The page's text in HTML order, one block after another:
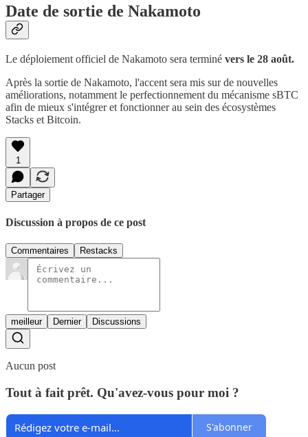
Date de sortie de Nakamoto
Le déploiement officiel de Nakamoto sera terminé vers le 28 août.
Après la sortie de Nakamoto, l'accent sera mis sur de nouvelles
améliorations, notamment le perfectionnement du mécanisme sBTC
afin de mieux s'intégrer et fonctionner au sein des écosystèmes
Stacks et Bitcoin.
1
Partager
Discussion à propos de ce post
Commentaires Restacks
meilleur Dernier Discussions
Aucun post
Tout à fait prêt. Qu'avez-vous pour moi ?
S'abonner